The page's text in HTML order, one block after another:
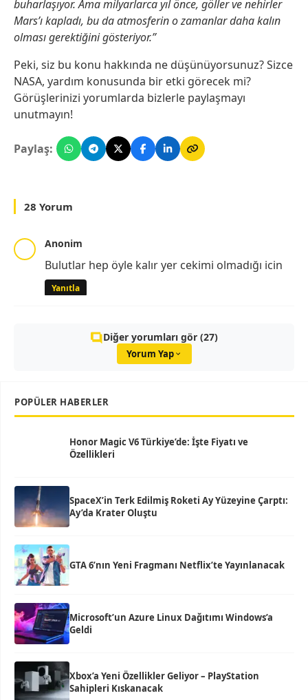
buharlaşıyor. Ama milyarlarca yıl önce, göller ve nehirler
Mars’ı kapladı, bu da atmosferin o zamanlar daha kalın
olması gerektiğini gösteriyor.”
Peki, siz bu konu hakkında ne düşünüyorsunuz? Sizce
NASA, yardım konusunda bir etki görecek mi?
Görüşlerinizi yorumlarda bizlerle paylaşmayı
unutmayın!
Paylaş:
28 Yorum
Anonim
Bulutlar hep öyle kalır yer cekimi olmadığı icin
Yanıtla
Diğer yorumları gör (27)
Yorum Yap
POPÜLER HABERLER
Honor Magic V6 Türkiye’de: İşte Fiyatı ve
Özellikleri
SpaceX’in Terk Edilmiş Roketi Ay Yüzeyine Çarptı:
Ay’da Krater Oluştu
GTA 6’nın Yeni Fragmanı Netflix’te Yayınlanacak
Microsoft’un Azure Linux Dağıtımı Windows’a
Geldi
Xbox’a Yeni Özellikler Geliyor – PlayStation
Sahipleri Kıskanacak